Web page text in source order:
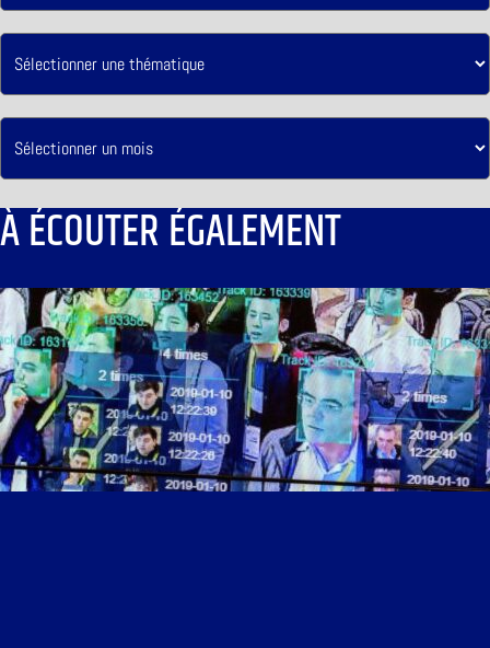
À ÉCOUTER ÉGALEMENT